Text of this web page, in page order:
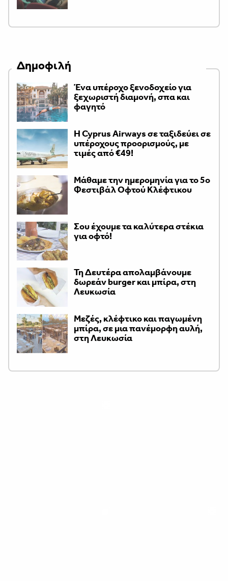
Δημοφιλή
Ένα υπέροχο ξενοδοχείο για
ξεχωριστή διαμονή, σπα και
φαγητό
H Cyprus Airways σε ταξιδεύει σε
υπέροχους προορισμούς, με
τιμές από €49!
Μάθαμε την ημερομηνία για το 5ο
Φεστιβάλ Οφτού Κλέφτικου
Σου έχουμε τα καλύτερα στέκια
για οφτό!
Τη Δευτέρα απολαμβάνουμε
δωρεάν burger και μπίρα, στη
Λευκωσία
Μεζές, κλέφτικο και παγωμένη
μπίρα, σε μια πανέμορφη αυλή,
στη Λευκωσία